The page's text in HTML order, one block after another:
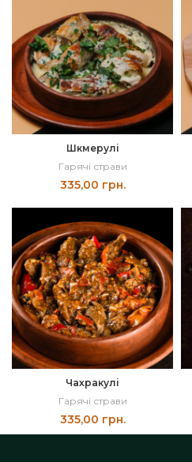
Шкмерулі
Гарячі страви
335,00 грн.
Чахракулі
Гарячі страви
335,00 грн.